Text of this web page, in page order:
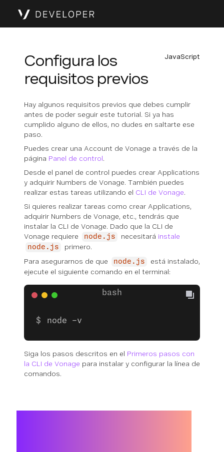
JavaScript
Configura los
requisitos previos
Hay algunos requisitos previos que debes cumplir
antes de poder seguir este tutorial. Si ya has
cumplido alguno de ellos, no dudes en saltarte ese
paso.
Puedes crear una Account de Vonage a través de la
página Panel de control.
Desde el panel de control puedes crear Applications
y adquirir Numbers de Vonage. También puedes
realizar estas tareas utilizando el CLI de Vonage.
Si quieres realizar tareas como crear Applications,
adquirir Numbers de Vonage, etc., tendrás que
instalar la CLI de Vonage. Dado que la CLI de
Vonage requiere
node.js necesitará instale
node.js
primero.
Para asegurarnos de que
node.js
está instalado,
ejecute el siguiente comando en el terminal:
node -v
Siga los pasos descritos en el Primeros pasos con
la CLI de Vonage para instalar y configurar la línea de
comandos.